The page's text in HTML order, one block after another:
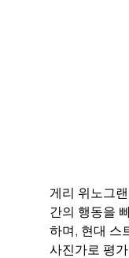
게리 위노그
간의 행동을
하며, 현대 스
사진가로 평